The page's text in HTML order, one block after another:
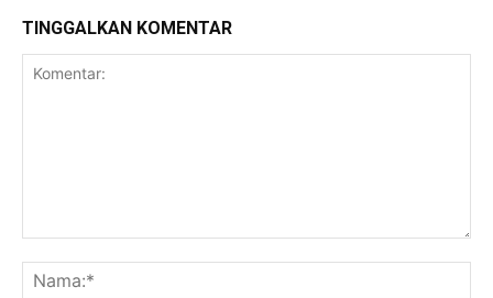
TINGGALKAN KOMENTAR